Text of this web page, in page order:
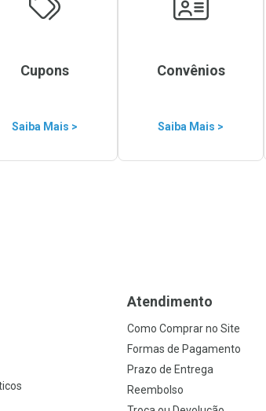
Cupons
Saiba Mais >
Convênios
Saiba Mais >
Atendimento
Como Comprar no Site
Formas de Pagamento
Prazo de Entrega
Reembolso